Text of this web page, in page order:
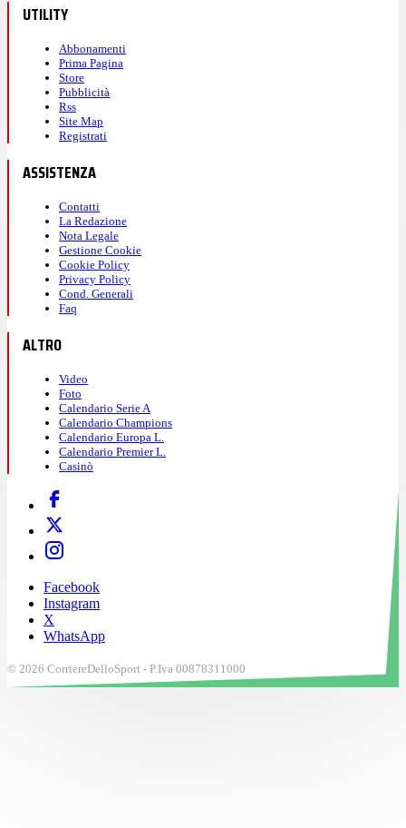
UTILITY
Abbonamenti
Prima Pagina
Store
Pubblicità
Rss
Site Map
Registrati
ASSISTENZA
Contatti
La Redazione
Nota Legale
Gestione Cookie
Cookie Policy
Privacy Policy
Cond. Generali
Faq
ALTRO
Video
Foto
Calendario Serie A
Calendario Champions
Calendario Europa L.
Calendario Premier L.
Casinò
Facebook
Instagram
X
WhatsApp
© 2026 CorriereDelloSport - P.Iva 00878311000